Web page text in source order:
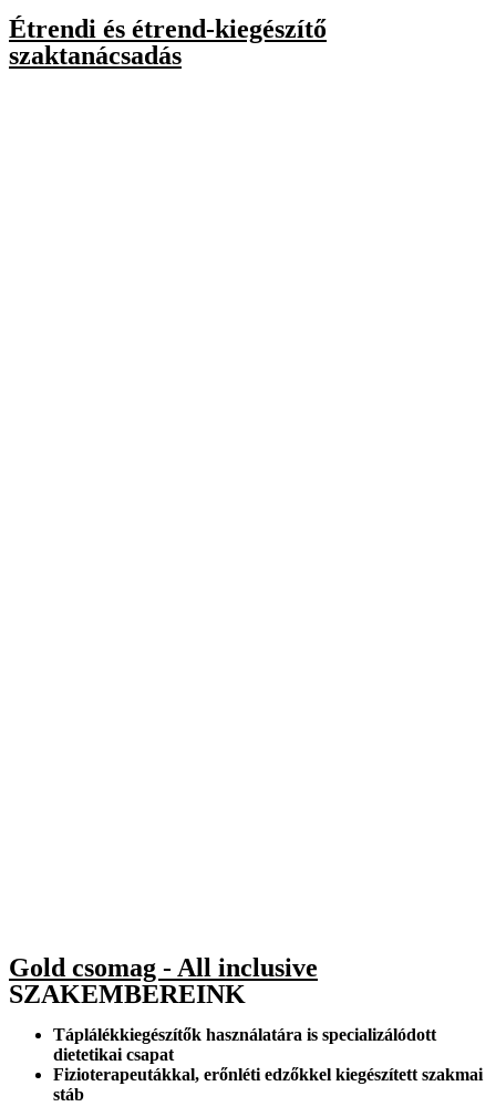
Étrendi és étrend-kiegészítő
szaktanácsadás
Gold csomag - All inclusive
SZAKEMBEREINK
Táplálékkiegészítők használatára is specializálódott
dietetikai csapat
Fizioterapeutákkal, erőnléti edzőkkel kiegészített szakmai
stáb